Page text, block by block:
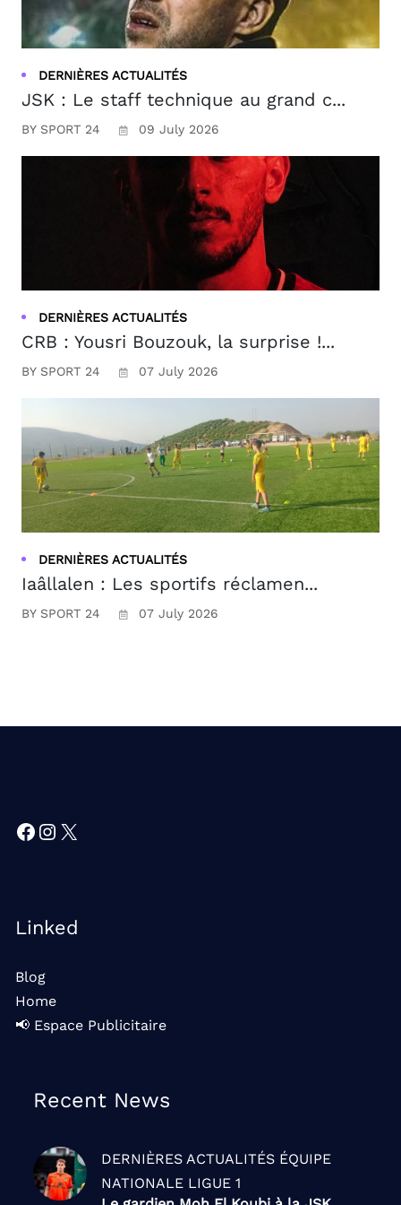
DERNIÈRES ACTUALITÉS
JSK : Le staff technique au grand c...
BY SPORT 24 09 July 2026
DERNIÈRES ACTUALITÉS
CRB : Yousri Bouzouk, la surprise !...
BY SPORT 24 07 July 2026
DERNIÈRES ACTUALITÉS
Iaâllalen : Les sportifs réclamen...
BY SPORT 24 07 July 2026
Facebook
Instagram
X
Linked
Blog
Home
📢 Espace Publicitaire
Recent News
DERNIÈRES ACTUALITÉS ÉQUIPE
NATIONALE LIGUE 1